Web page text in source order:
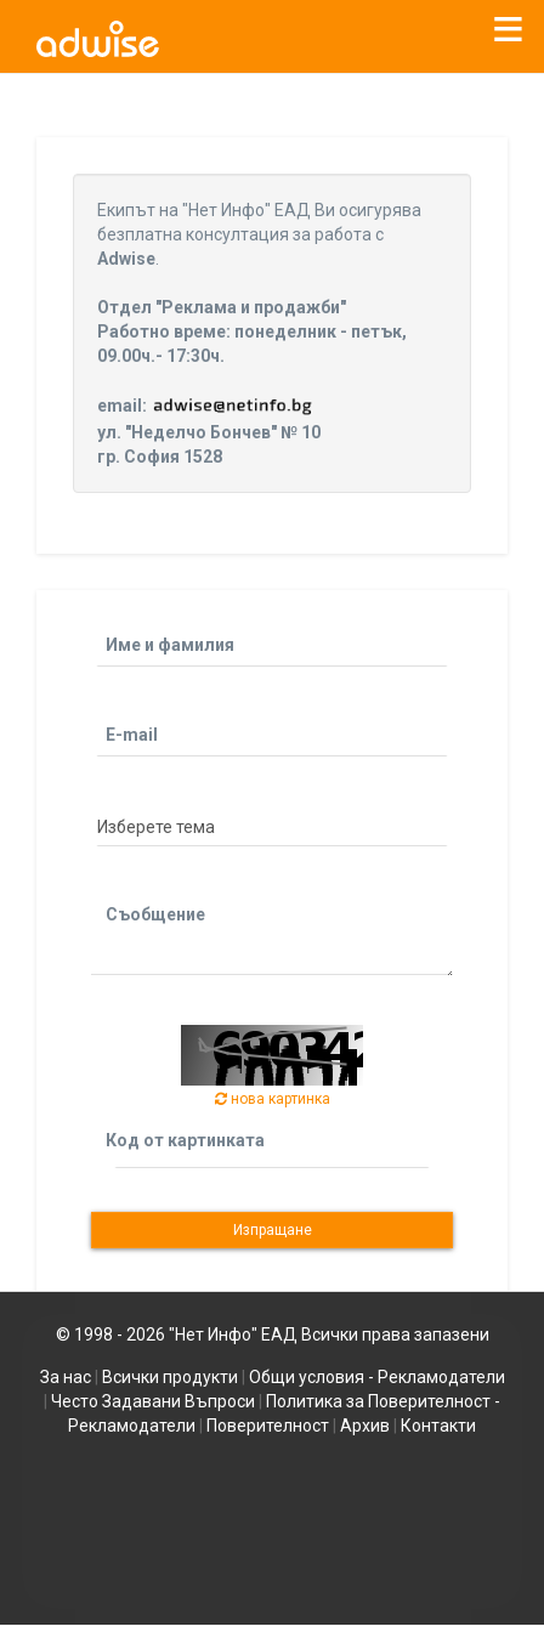
Уважаеми рекламодатели, с настоящото съобщение
бихме искали да Ви уведомим, че „Нет Инфо“ ЕАД (
прекратява услугата Adwiseсчитано от
г
Eкипът на "Нет Инфо" ЕАД Ви осигурява
безплатна консултация за работа с
Adwise.
Отдел "Реклама и продажби"
Работно време: понеделник - петък,
09.00ч.- 17:30ч.
email:
ул. "Неделчо Бончев" № 10
гр. София 1528
Име и фамилия
E-mail
Съобщение
нова картинка
Код от картинката
© 1998 - 2026 "Нет Инфо" ЕАД Всички права запазени
За нас| Всички продукти
Общи условия - Рекламодатели
Често Задавани Въпроси
Политика за Поверителност -
Рекламодатели
Поверителност Архив Контакти